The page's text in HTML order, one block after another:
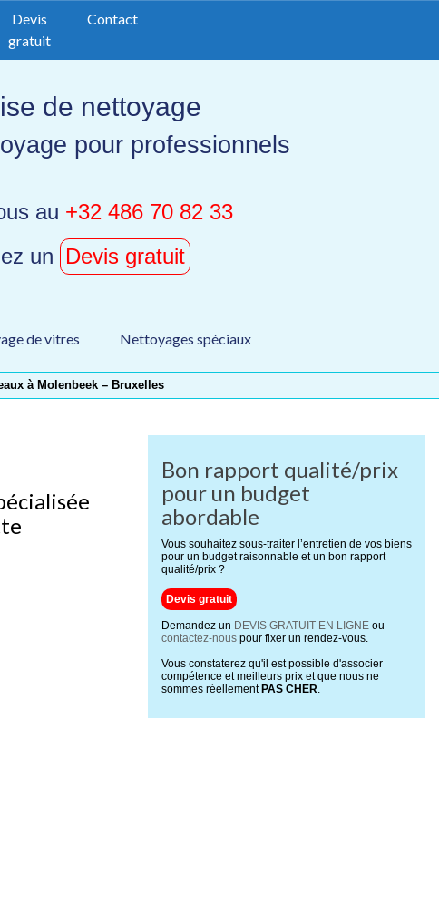
Devis
gratuit
Contact
de nettoyage
pour professionnels
au +32 486 70 82 33
un Devis gratuit
de vitres Nettoyages spéciaux
à Molenbeek – Bruxelles
Bon rapport qualité/prix
pour un budget
abordable
Vous souhaitez sous-traiter l’entretien de vos biens
pour un budget raisonnable et un bon rapport
qualité/prix ?
Devis gratuit
Demandez un DEVIS GRATUIT EN LIGNE ou
contactez-nous pour fixer un rendez-vous.
Vous constaterez qu'il est possible d'associer
compétence et meilleurs prix et que nous ne
sommes réellement PAS CHER.